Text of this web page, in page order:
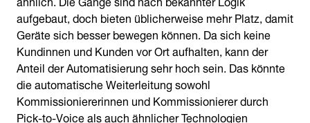
aufgebaut, doch bieten üblicherweise mehr Platz, damit
Geräte sich besser bewegen können. Da sich keine
Kundinnen und Kunden vor Ort aufhalten, kann der
Anteil der Automatisierung sehr hoch sein. Das könnte
die automatische Weiterleitung sowohl
Kommissioniererinnen und Kommissionierer durch
Pick-to-Voice als auch ähnlicher Technologien